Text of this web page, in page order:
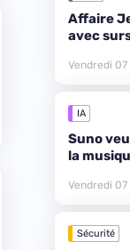
Affaire
avec
Vendredi
IA
Suno
la
Vendredi
Sécurité